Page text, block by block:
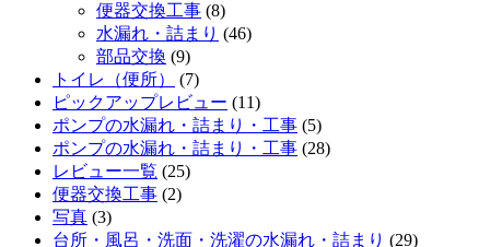
便器交換工事 (8)
水漏れ・詰まり (46)
部品交換 (9)
トイレ（便所）
(7)
ピックアップレビュー (11)
ポンプの水漏れ・詰まり・工事 (5)
ポンプの水漏れ・詰まり・工事 (28)
レビュー一覧 (25)
便器交換工事 (2)
写真 (3)
台所・風呂・洗面・洗濯の水漏れ・詰まり (29)